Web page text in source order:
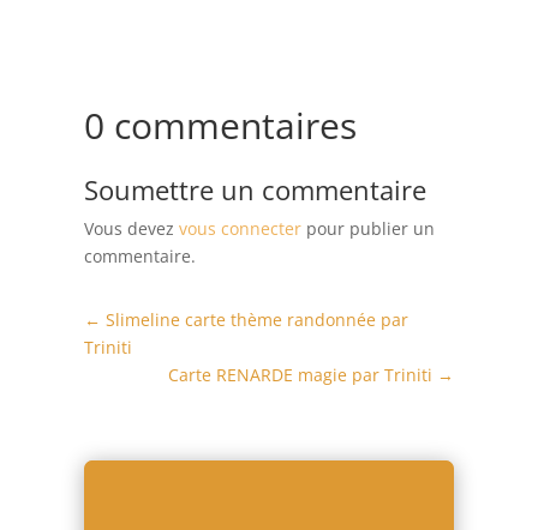
0 commentaires
Soumettre un commentaire
Vous devez vous connecterpour publier un
commentaire.
← Slimeline carte thème randonnée par
Triniti
Carte RENARDE magie par Triniti →